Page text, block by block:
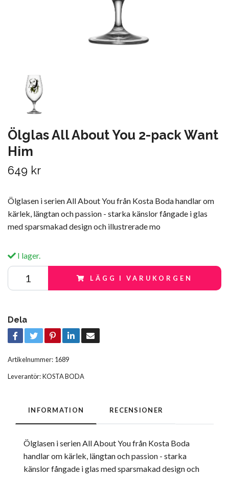
Ölglas All About You 2-pack Want
Him
649 kr
Ölglasen i serien All About You från Kosta Boda handlar om
kärlek, längtan och passion - starka känslor fångade i glas
med sparsmakad design och illustrerade mo
I lager.
LÄGG I VARUKORGEN
Dela
Artikelnummer: 1689
Leverantör:KOSTA BODA
INFORMATION RECENSIONER
Ölglasen i serien All About You från Kosta Boda
handlar om kärlek, längtan och passion - starka
känslor fångade i glas med sparsmakad design och